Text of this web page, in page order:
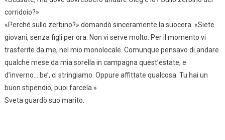
corridoio?»
«Perché sullo zerbino?» domandò sinceramente la suocera. «Siete
giovani, senza figli per ora. Non vi serve molto. Per il momento vi
trasferite da me, nel mio monolocale. Comunque pensavo di andare
qualche mese da mia sorella in campagna quest’estate, e
d’inverno… be’, ci stringiamo. Oppure affittate qualcosa. Tu hai un
buon stipendio, puoi farcela.»
Sveta guardò suo marito.